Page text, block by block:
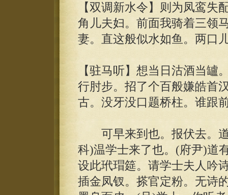
【双调新水令】则为凤鸾失
角儿夫妇。前面我骑着三领
妻。直这般似水如鱼。两口
【驻马听】想当日沽酒当罏
行肘步。招了个百般嫌皓首
古。没牙没口题桥柱。谁跟
可早来到也。报伏去。道
科)温学士来了也。(府尹)道
设此玳瑁筵。请学士夫人吟
插金凤钗。搽官定粉。无诗